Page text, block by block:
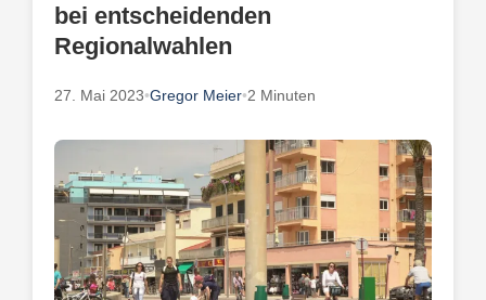
bei entscheidenden
Regionalwahlen
27. Mai 2023•Gregor Meier•2 Minuten